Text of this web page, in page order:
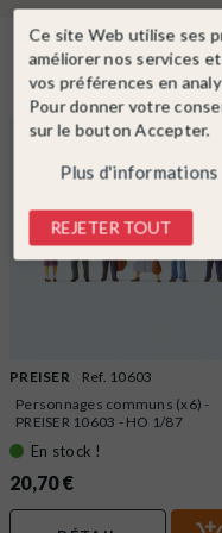
Dans la
PREISER
Ref. 10603
Personnages communs (x6) -
PREISER 10603 - HO 1/87
En stock !
20,70 €
Ce site Web utilise ses
améliorer nos services
vos préférences en
Pour donner votre
sur le bouton Accepter.
Plus d'informations
REJETER TOUT